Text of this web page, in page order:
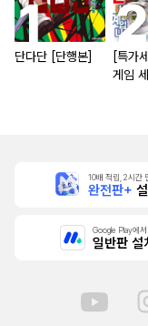
단다단 [단행본]
[특가
게임
10배 적립, 2시간
완전판+
Google Play에서
일반판 설